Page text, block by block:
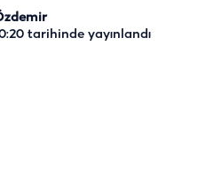
tarihinde yayınlandı